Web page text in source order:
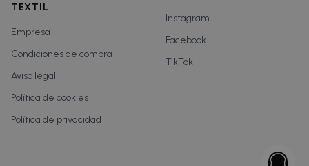
TEXTIL
Empresa
Condiciones de compra
Aviso legal
Política de cookies
Política de privacidad
Instagram
Facebook
TikTok